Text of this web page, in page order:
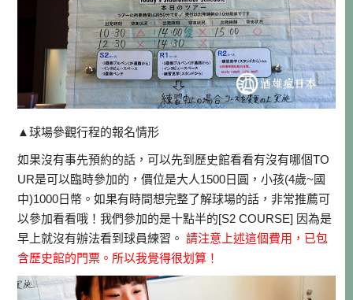
▲球場參觀行程的報名情形
如果沒有事先預約的話，可以先到歷史館看看有沒有哪個TO
UR是可以臨時參加的，價位是大人1500日圓，小孩(4歲~國
中)1000日幣。如果有時間想完整了解球場的話，非常推薦可
以參加看看哦！我們參加的是十點半的[S2 COURSE] 因為是
早上就沒有辦法看到球員練習。 請注意上述這個費用，已包
含歷史館的門票。所以我覺得很划算！